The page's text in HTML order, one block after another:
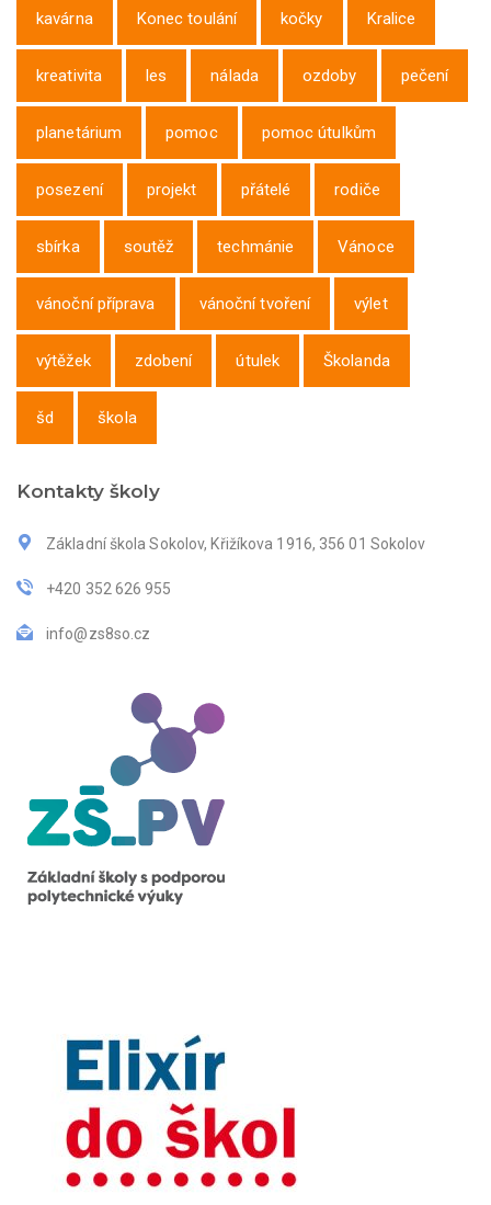
kavárna Konec toulání kočky Kralice
kreativita les nálada ozdoby pečení
planetárium pomoc pomoc útulkům
posezení projekt přátelé rodiče
sbírka soutěž techmánie Vánoce
vánoční příprava vánoční tvoření výlet
výtěžek zdobení útulek Školanda
šd škola
Kontakty školy
Základní škola Sokolov, Křižíkova 1916, 356 01 Sokolov
+420 352 626 955
info@zs8so.cz